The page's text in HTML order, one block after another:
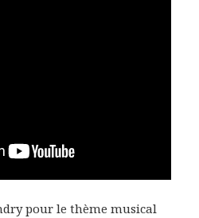
pour le thème musical